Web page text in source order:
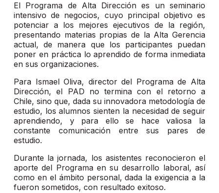
El Programa de Alta Dirección es un seminario
intensivo de negocios, cuyo principal objetivo es
potenciar a los mejores ejecutivos de la región,
presentando materias propias de la Alta Gerencia
actual, de manera que los participantes puedan
poner en práctica lo aprendido de forma inmediata
en sus organizaciones.
Para Ismael Oliva, director del Programa de Alta
Dirección, el PAD no termina con el retorno a
Chile, sino que, dada su innovadora metodología de
estudio, los alumnos sienten la necesidad de seguir
aprendiendo, y para ello se hace valiosa la
constante comunicación entre sus pares de
estudio.
Durante la jornada, los asistentes reconocieron el
aporte del Programa en su desarrollo laboral, así
como en el ámbito personal, dada la exigencia a la
fueron sometidos, con resultado exitoso.